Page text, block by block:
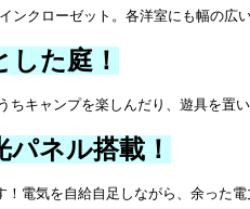
ンクローゼット。各洋室にも幅の
た庭！
ちキャンプを楽しんだり、遊具を
ネル搭載！
！電気を自給自足しながら、余った